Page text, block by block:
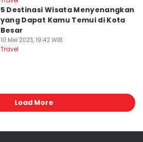
5 Destinasi Wisata Menyenangkan
yang Dapat Kamu Temui di Kota
Besar
10 Mei 2023, 19:42 WIB
Travel
Load More